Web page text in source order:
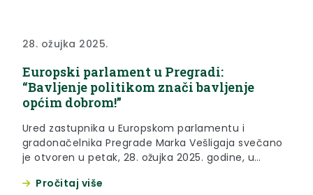
28. ožujka 2025.
Europski parlament u Pregradi:
“Bavljenje politikom znači bavljenje
općim dobrom!”
Ured zastupnika u Europskom parlamentu i
gradonačelnika Pregrade Marka Vešligaja svečano
je otvoren u petak, 28. ožujka 2025. godine, u
je ovom prigodom župan Željko Kolar, on ga odradi
Pročitaj više